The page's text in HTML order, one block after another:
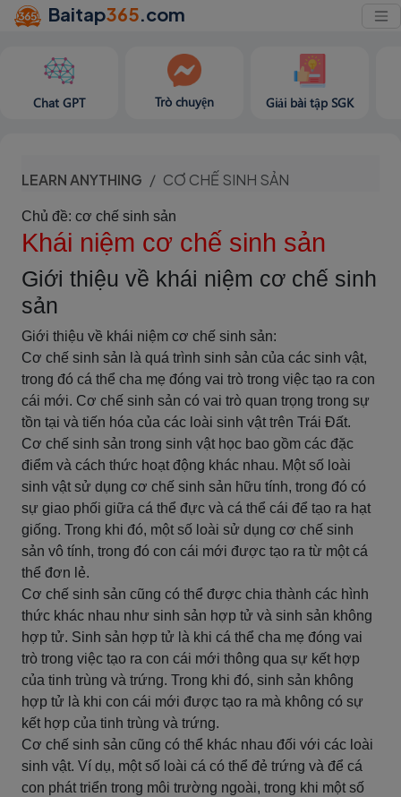
Baitap365.com
Chat GPT Trò chuyện Giải bài tập SGK
LEARN ANYTHING CƠ CHẾ SINH SẢN
Chủ đề: cơ chế sinh sản
Khái niệm cơ chế sinh sản
Giới thiệu về khái niệm cơ chế sinh
sản
Giới thiệu về khái niệm cơ chế sinh sản:
Cơ chế sinh sản là quá trình sinh sản của các sinh vật,
trong đó cá thể cha mẹ đóng vai trò trong việc tạo ra con
cái mới. Cơ chế sinh sản có vai trò quan trọng trong sự
tồn tại và tiến hóa của các loài sinh vật trên Trái Đất.
Cơ chế sinh sản trong sinh vật học bao gồm các đặc
điểm và cách thức hoạt động khác nhau. Một số loài
sinh vật sử dụng cơ chế sinh sản hữu tính, trong đó có
sự giao phối giữa cá thể đực và cá thể cái để tạo ra hạt
giống. Trong khi đó, một số loài sử dụng cơ chế sinh
sản vô tính, trong đó con cái mới được tạo ra từ một cá
thể đơn lẻ.
Cơ chế sinh sản cũng có thể được chia thành các hình
thức khác nhau như sinh sản hợp tử và sinh sản không
hợp tử. Sinh sản hợp tử là khi cá thể cha mẹ đóng vai
trò trong việc tạo ra con cái mới thông qua sự kết hợp
của tinh trùng và trứng. Trong khi đó, sinh sản không
hợp tử là khi con cái mới được tạo ra mà không có sự
kết hợp của tinh trùng và trứng.
Cơ chế sinh sản cũng có thể khác nhau đối với các loài
sinh vật. Ví dụ, một số loài cá có thể đẻ trứng và để cá
con phát triển trong môi trường ngoài, trong khi một số